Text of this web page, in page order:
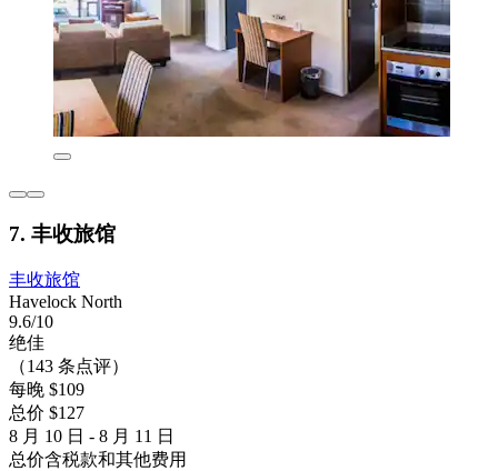
7. 丰收旅馆
丰收旅馆
Havelock North
9.6/10
绝佳
（143 条点评）
每晚 $109
总价 $127
8 月 10 日 - 8 月 11 日
总价含税款和其他费用